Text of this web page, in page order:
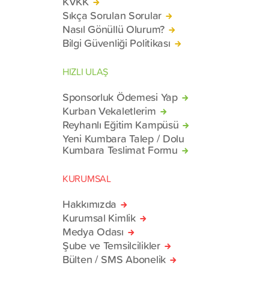
Sıkça Sorulan Sorular
Nasıl Gönüllü Olurum?
Bilgi Güvenliği Politikası
HIZLI ULAŞ
Sponsorluk Ödemesi Yap
Kurban Vekaletlerim
Reyhanlı Eğitim Kampüsü
Yeni Kumbara Talep / Dolu
Kumbara Teslimat Formu
KURUMSAL
Hakkımızda
Kurumsal Kimlik
Medya Odası
Şube ve Temsilcilikler
Bülten / SMS Abonelik